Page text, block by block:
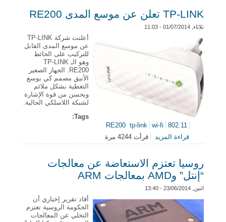
TP-LINK تعلن عن موسع المدى RE200
ثلاثاء, 01/07/2014 - 11:03
أعلنت شركة TP-LINK
عن موسع المدى القابل
للتركيب على الحائط
وهو الـ TP-LINK
RE200. الجهاز الصغير
الأنيق مصمم كي يوسع
التغطية بشكل ملائم
ويحسن من قوة الإشارة
لشبكة اللاسلكي الحالية.
Tags:
RE200 tp-link wi-fi
802.11
قراءة المزيد
حول TP-LINK تعلن عن موسع المدى RE200قرأت 4244 مرة
روسيا تعتزم الاستعاضة عن معالجات
“إنتل” وAMD بمعالجات ARM
اثنين, 23/06/2014 - 13:40
أفاد تقرير إخباري أن
الحكومة الروسية تعتزم
التخلي عن المعالجات